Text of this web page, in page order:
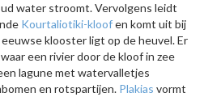
water stroomt. Vervolgens leidt
Kourtaliotiki-kloofen komt uit bij
klooster ligt op de heuvel. Er
een rivier door de kloof in zee
lagune met watervalletjes
en rotspartijen. Plakias vormt